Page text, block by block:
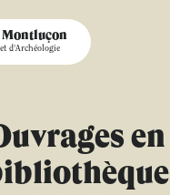
Montluçon
d'Archéologie
en